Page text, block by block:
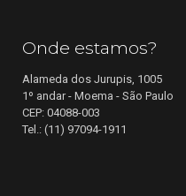
Onde estamos?
Alameda dos Jurupis, 1005
1º andar - Moema - São Paulo
CEP: 04088-003
Tel.: (11) 97094-1911